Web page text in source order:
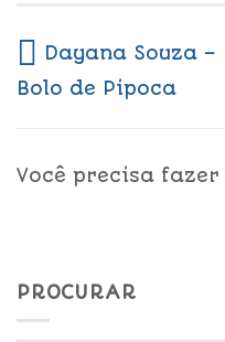
Dayana Souza –
Bolo de Pipoca
Você precisa fazer
PROCURAR